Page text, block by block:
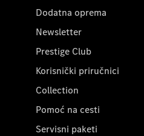
Dodatna oprema
Newsletter
Prestige Club
Korisnički priručnici
Collection
Pomoć na cesti
Servisni paketi